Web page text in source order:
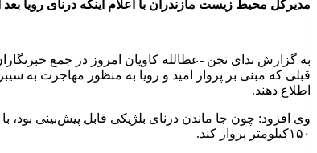
مدیرکل محیط زیست مازندران با اعلام اینکه درنای رویا بعد از ۱۵۰ کیلومتر پرواز با درنای امید از سفر به سیبری جا ماند، گفت: درنای بلژیکی (رویا) پرورشی بوده و پیش‌بینی می‌شد که از سفر جا
به گزارش ندای تجن -عطالله کاویان امروز در جمع
قبلی که مبنی بر پرواز امید و رویا به منظور مهاجرت به
اطلاع دهند.
وی افزود: چون جا ماندن درنای بلژیکی قابل پیش‌بینی
۱۵۰کیلومتر پرواز کند.